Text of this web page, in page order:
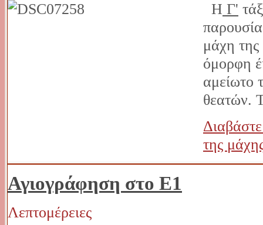
Η Γ'
μάχη
όμορφη
αμείωτο
θεατών.
της
Αγιογράφηση στο Ε1
Λεπτομέρειες